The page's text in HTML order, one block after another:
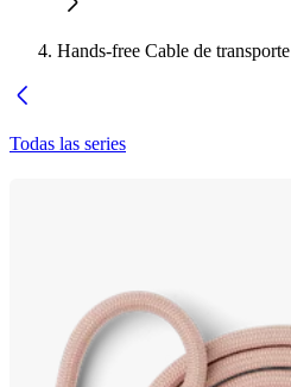
Hands-free Cable de transporte
Todas las series